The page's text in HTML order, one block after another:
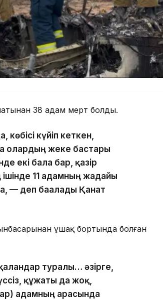
38 адам мерт болды.
күйіп кеткен,
олардың жеке бастары
екі бала бар, қазір
11 адамның жағдайы
— деп бағалады Қанат
ұшақ бортында болған
туралы… әзірге,
құжаты да жоқ,
адамның арасында